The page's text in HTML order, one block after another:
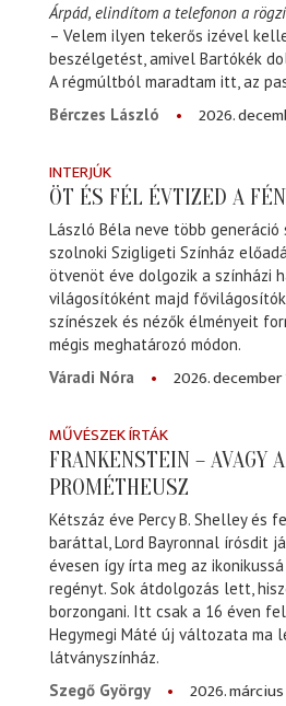
Árpád, elindítom a telefonon a
– Velem ilyen tekerős izével
beszélgetést, amivel Bartókék
A régmúltból maradtam itt, az
Bérczes László
2026.
INTERJÚK
ÖT ÉS FÉL ÉVTIZED A
László Béla neve több
szolnoki Szigligeti Színház
ötvenöt éve dolgozik a színházi
világosítóként majd
színészek és nézők élményeit
mégis meghatározó módon.
Váradi Nóra
2026. december
MŰVÉSZEK ÍRTÁK
FRANKENSTEIN – AVAGY
PROMÉTHEUSZ
Kétszáz éve Percy B. Shelley és
baráttal, Lord Bayronnal írósdit
évesen így írta meg az
regényt. Sok átdolgozás lett,
borzongani. Itt csak a 16 éven
Hegymegi Máté új változata ma
látványszínház.
Szegő György
2026. március